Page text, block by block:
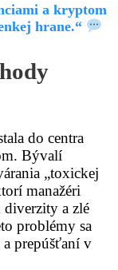
a kryptom
hrane.“
do centra
Bývalí
„toxickej
manažéri
a zlé
problémy sa
prepúšťaní v